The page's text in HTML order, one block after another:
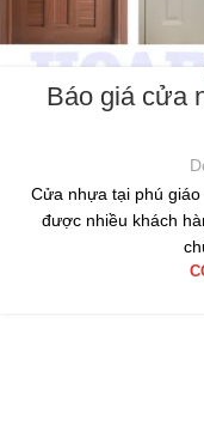
Báo giá cửa
Cửa nhựa tại phú
được nhiều khách